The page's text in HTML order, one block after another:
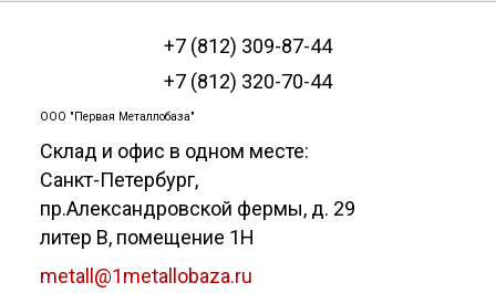
+7 (812) 309-87-44
+7 (812) 320-70-44
ООО "Первая Металлобаза"
Склад и офис в одном месте:
Санкт-Петербург,
пр.Александровской фермы, д. 29
литер В, помещение 1Н
metall@1metallobaza.ru